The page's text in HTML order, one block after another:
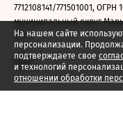
На нашем сайте
персонализации.
подтверждаете свое
и технологий
отношении обработки
7712108141/771501001, ОГРН
муниципальный округ
2026